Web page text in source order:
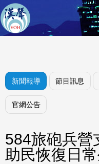
新聞報導 節目訊息
官網公告
584旅砲兵營
助民恢復日